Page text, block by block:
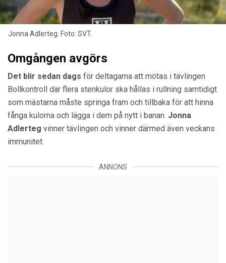
Jonna Adlerteg. Foto: SVT.
Omgången avgörs
Det blir sedan dags för deltagarna att mötas i tävlingen
Bollkontroll där flera stenkulor ska hållas i rullning samtidigt
som mästarna måste springa fram och tillbaka för att hinna
fånga kulorna och lägga i dem på nytt i banan. Jonna
Adlerteg vinner tävlingen och vinner därmed även veckans
immunitet.
ANNONS